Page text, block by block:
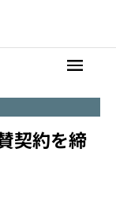
契約を締